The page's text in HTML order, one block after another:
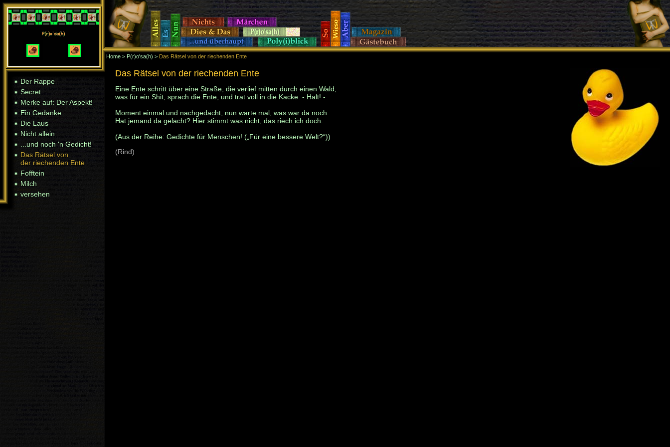
Home > P(r)o'sa(h) > Das Rätsel von der riechenden Ente
Home > P(r)o'sa(h) > Das Rätsel von der riechenden Ente
Der Rappe
Secret
Merke auf: Der Aspekt!
Ein Gedanke
Die Laus
Nicht allein
...und noch 'n Gedicht!
Das Rätsel von
der riechenden Ente
Fofftein
Milch
versehen
Der Rappe
Secret
Merke auf: Der Aspekt!
Ein Gedanke
Die Laus
Nicht allein
...und noch 'n Gedicht!
Das Rätsel von
der riechenden Ente
Fofftein
Milch
versehen
Das Rätsel von der riechenden Ente
Eine Ente schritt über eine Straße, die verlief mitten durch einen Wald,
was für ein Shit, sprach die Ente, und trat voll in die Kacke. - Halt! -
Moment einmal und nachgedacht, nun warte mal, was war da noch.
Hat jemand da gelacht? Hier stimmt was nicht, das riech ich doch.
(Aus der Reihe: Gedichte für Menschen! („Für eine bessere Welt?“))
(Rind)